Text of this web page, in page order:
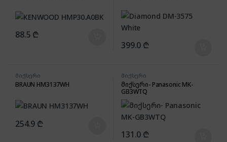
88.5 ₾
399.0 ₾
მიქსერი
BRAUN HM3137WH
254.9 ₾
მიქსერი
მიქსერი- Panasonic MK-
GB3WTQ
131.0 ₾